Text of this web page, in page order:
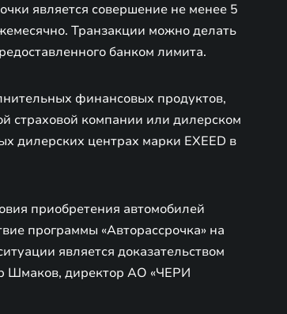
является совершение не менее 5
Транзакции можно делать
банком лимита.
финансовых продуктов,
компании или дилерском
дилерских центрах марки EXEED в
приобретения автомобилей
программы «Авторассрочка» на
является доказательством
Шмаков, директор АО «ЧЕРИ